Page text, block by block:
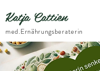
Katja Cattien
​med.Ernährungsberaterin